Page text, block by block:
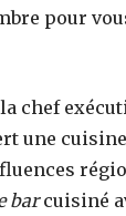
pour
chef
une
barcuisiné